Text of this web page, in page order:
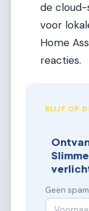
de cloud-
voor
Home
reacties.
BLIJF OP
Geen